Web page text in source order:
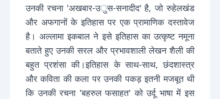
उनकी रचना 'अखबार-उुस-सनादीद' है, जो रुहेलखंड
और अफगानों के इतिहास पर एक प्रामाणिक दस्तावेज
है। अल्लामा इकबाल ने इसे इतिहास का उत्कृष्ट नमूना
बताते हुए उनकी सरल और प्रभावशाली लेखन शैली की
बहुत प्रशंसा की।इतिहास के साथ-साथ, छंदशास्त्र
और कविता की कला पर उनकी पकड़ इतनी मजबूत थी
कि उनकी रचना 'बहरुल फसाहत' को उर्दू भाषा में इस